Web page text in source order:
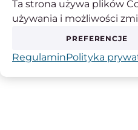
Producent:
Adres:ES
Kontakt:
Ta strona używa plików
używania i możliwości
PREFERENCJE
RegulaminPolityka